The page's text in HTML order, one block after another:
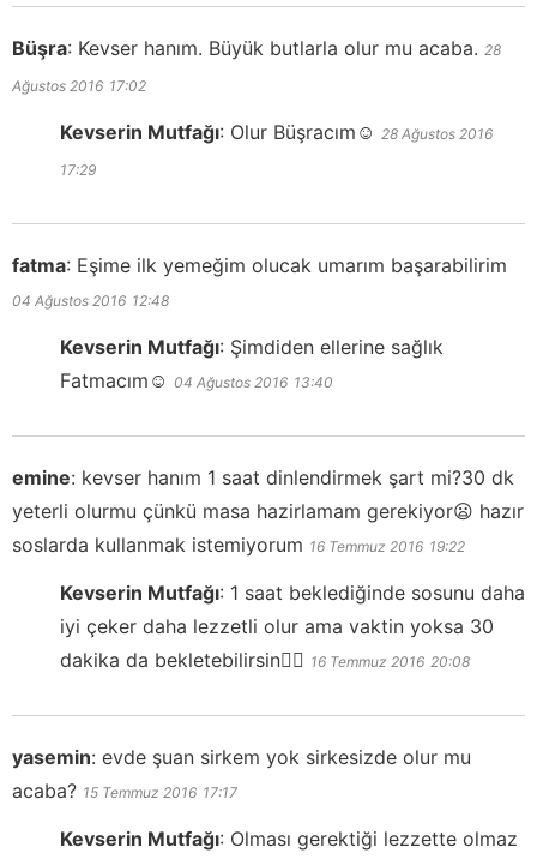
Büşra: Kevser hanım. Büyük butlarla olur mu acaba. 28
Ağustos 2016 17:02
Kevserin Mutfağı: Olur Büşracım☺️ 28 Ağustos 2016
17:29
fatma: Eşime ilk yemeğim olucak umarım başarabilirim
04 Ağustos 2016 12:48
Kevserin Mutfağı: Şimdiden ellerine sağlık
Fatmacım☺️ 04 Ağustos 2016 13:40
emine: kevser hanım 1 saat dinlendirmek şart mi?30 dk
yeterli olurmu çünkü masa hazirlamam gerekiyor😦 hazır
soslarda kullanmak istemiyorum 16 Temmuz 2016 19:22
Kevserin Mutfağı: 1 saat beklediğinde sosunu daha
iyi çeker daha lezzetli olur ama vaktin yoksa 30
dakika da bekletebilirsin👍🏻 16 Temmuz 2016 20:08
yasemin: evde şuan sirkem yok sirkesizde olur mu
acaba? 15 Temmuz 2016 17:17
Kevserin Mutfağı: Olması gerektiği lezzette olmaz